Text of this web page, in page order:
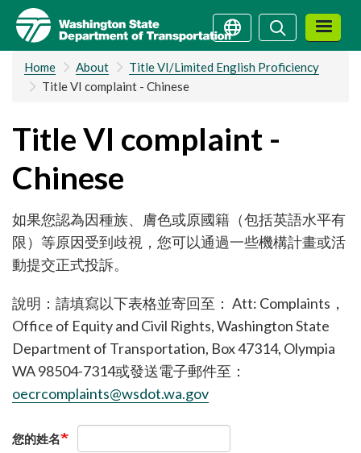
Skip
main
content
SearchSearch
Home About
Title VI/Limited English Proficiency
Title VI complaint - Chinese
Title VI complaint -
Chinese
如果您認為因種族、膚色或原國籍（包括英語水平有
限）等原因受到歧視，您可以通過一些機構計畫或活
動提交正式投訴。
說明：請填寫以下表格並寄回至： Att: Complaints，
Office of Equity and Civil Rights, Washington State
Department of Transportation, Box 47314, Olympia
WA 98504-7314或發送電子郵件至：
oecrcomplaints@wsdot.wa.gov
您的姓名